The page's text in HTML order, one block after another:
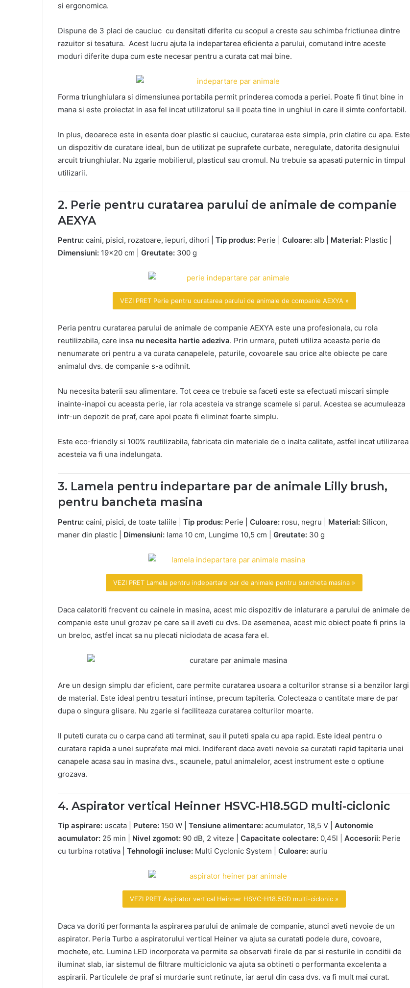
si ergonomica.
Dispune de 3 placi de cauciuc cu densitati diferite cu scopul a creste sau schimba frictiunea dintre
razuitor si tesatura. Acest lucru ajuta la indepartarea eficienta a parului, comutand intre aceste
moduri diferite dupa cum este necesar pentru a curata cat mai bine.
Forma triunghiulara si dimensiunea portabila permit prinderea comoda a periei. Poate fi tinut bine in
mana si este proiectat in asa fel incat utilizatorul sa il poata tine in unghiul in care il simte confortabil.
In plus, deoarece este in esenta doar plastic si cauciuc, curatarea este simpla, prin clatire cu apa. Este
un dispozitiv de curatare ideal, bun de utilizat pe suprafete curbate, neregulate, datorita designului
arcuit triunghiular. Nu zgarie mobilierul, plasticul sau cromul. Nu trebuie sa apasati puternic in timpul
utilizarii.
2. Perie pentru curatarea parului de animale de companie
AEXYA
Pentru: caini, pisici, rozatoare, iepuri, dihori | Tip produs: Perie | Culoare: alb | Material: Plastic |
Dimensiuni: 19×20 cm | Greutate: 300 g
VEZI PRET Perie pentru curatarea parului de animale de companie AEXYA »
Peria pentru curatarea parului de animale de companie AEXYA este una profesionala, cu rola
reutilizabila, care insa nu necesita hartie adeziva. Prin urmare, puteti utiliza aceasta perie de
nenumarate ori pentru a va curata canapelele, paturile, covoarele sau orice alte obiecte pe care
animalul dvs. de companie s-a odihnit.
Nu necesita baterii sau alimentare. Tot ceea ce trebuie sa faceti este sa efectuati miscari simple
inainte-inapoi cu aceasta perie, iar rola acesteia va strange scamele si parul. Acestea se acumuleaza
intr-un depozit de praf, care apoi poate fi eliminat foarte simplu.
Este eco-friendly si 100% reutilizabila, fabricata din materiale de o inalta calitate, astfel incat utilizarea
acesteia va fi una indelungata.
3. Lamela pentru indepartare par de animale Lilly brush,
pentru bancheta masina
Pentru: caini, pisici, de toate taliile | Tip produs: Perie | Culoare: rosu, negru | Material: Silicon,
maner din plastic |
Dimensiuni: lama 10 cm, Lungime 10,5 cm | Greutate: 30 g
VEZI PRET Lamela pentru indepartare par de animale pentru bancheta masina »
Daca calatoriti frecvent cu cainele in masina, acest mic dispozitiv de inlaturare a parului de animale de
companie este unul grozav pe care sa il aveti cu dvs. De asemenea, acest mic obiect poate fi prins la
un breloc, astfel incat sa nu plecati niciodata de acasa fara el.
Are un design simplu dar eficient, care permite curatarea usoara a colturilor stranse si a benzilor largi
de material. Este ideal pentru tesaturi intinse, precum tapiteria. Colecteaza o cantitate mare de par
dupa o singura glisare. Nu zgarie si faciliteaza curatarea colturilor moarte.
Il puteti curata cu o carpa cand ati terminat, sau il puteti spala cu apa rapid. Este ideal pentru o
curatare rapida a unei suprafete mai mici. Indiferent daca aveti nevoie sa curatati rapid tapiteria unei
canapele acasa sau in masina dvs., scaunele, patul animalelor, acest instrument este o optiune
grozava.
4. Aspirator vertical Heinner HSVC-H18.5GD multi-ciclonic
Tip aspirare: uscata | Putere: 150 W | Tensiune alimentare: acumulator, 18,5 V | Autonomie
acumulator: 25 min | Nivel zgomot: 90 dB, 2 viteze | Capacitate colectare: 0,45l | Accesorii: Perie
cu turbina rotativa |
Tehnologii incluse: Multi Cyclonic System | Culoare: auriu
VEZI PRET Aspirator vertical Heinner HSVC-H18.5GD multi-ciclonic »
Daca va doriti performanta la aspirarea parului de animale de companie, atunci aveti nevoie de un
aspirator. Peria Turbo a aspiratorului vertical Heiner va ajuta sa curatati podele dure, covoare,
mochete, etc. Lumina LED incorporata va permite sa observati firele de par si resturile in conditii de
iluminat slab, iar sistemul de filtrare multiciclonic va ajuta sa obtineti o performanta excelenta a
aspirarii. Particulele de praf si murdarie sunt retinute, iar aerul din casa dvs. va fi mult mai curat.